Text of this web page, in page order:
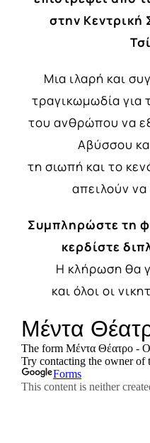
στην Κεντρική
Μια ιλαρή και
τραγικωμωδία για
του ανθρώπου να
Αβύσσου
τη σιωπή και το
απειλούν
Συμπληρώστε τη
κερδίστε
Η κλήρωση θα
και όλοι οι